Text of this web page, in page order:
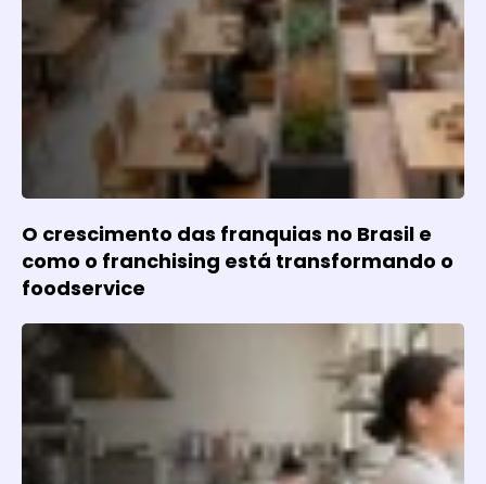
O crescimento das franquias no Brasil e
como o franchising está transformando o
foodservice